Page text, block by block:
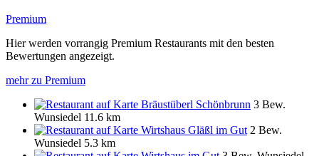
Premium
Hier werden vorrangig Premium Restaurants mit den besten
Bewertungen angezeigt.
mehr zu Premium
Bräustüberl Schönbrunn 3 Bew.
Wunsiedel 11.6 km
Wirtshaus Gläßl im Gut 2 Bew.
Wunsiedel 5.3 km